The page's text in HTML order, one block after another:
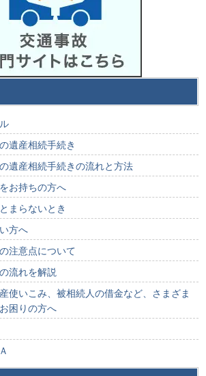
遺産相続手続き
遺産相続手続きの流れと方法
お持ちの方へ
まらないとき
方へ
注意点について
流れを解説
使いこみ、被相続人の借金など、さまざま
困りの方へ